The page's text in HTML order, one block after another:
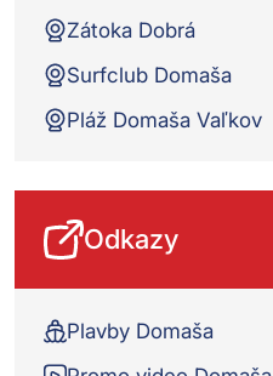
Zátoka Dobrá
Surfclub Domaša
Pláž Domaša Vaľkov
Odkazy
Plavby Domaša